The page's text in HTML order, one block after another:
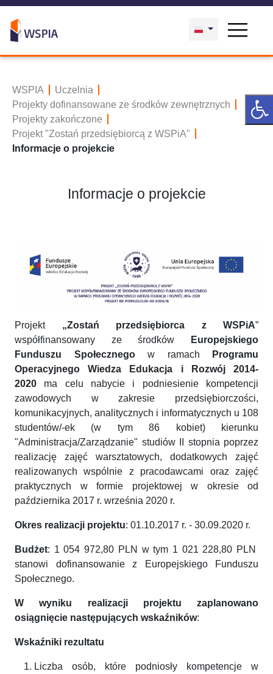
WSPIA
Uczelnia
Projekty dofinansowane ze środków zewnętrznych
Projekty zakończone
Projekt "Zostań przedsiębiorcą z WSPiA"
Informacje o projekcie
Informacje o projekcie
Projekt „Zostań przedsiębiorca z WSPiA”
współfinansowany ze środków
Europejskiego
Funduszu Społecznegow ramach
Programu
Operacyjnego Wiedza Edukacja i Rozwój 2014-
2020 ma celu nabycie i podniesienie kompetencji
zawodowych w zakresie przedsiębiorczości,
komunikacyjnych, analitycznych i informatycznych u 108
studentów/-ek (w tym 86 kobiet) kierunku
"Administracja/Zarządzanie" studiów II stopnia poprzez
realizację zajęć warsztatowych, dodatkowych zajęć
realizowanych wspólnie z pracodawcami oraz zajęć
praktycznych w formie projektowej w okresie od
października 2017 r. września 2020 r.
Okres realizacji projektu: 01.10.2017 r. - 30.09.2020 r.
Budżet: 1 054 972,80 PLN w tym 1 021 228,80 PLN
stanowi dofinansowanie z Europejskiego Funduszu
Społecznego.
W wyniku realizacji projektu zaplanowano
osiągnięcie następujących wskaźników:
Wskaźniki rezultatu
Liczba osób, które podniosły kompetencje w